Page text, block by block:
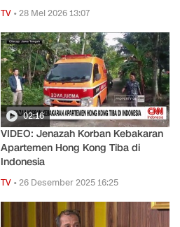
TV •28 Mei 2026 13:07
02:16
VIDEO: Jenazah Korban Kebakaran
Apartemen Hong Kong Tiba di
Indonesia
TV •26 Desember 2025 16:25